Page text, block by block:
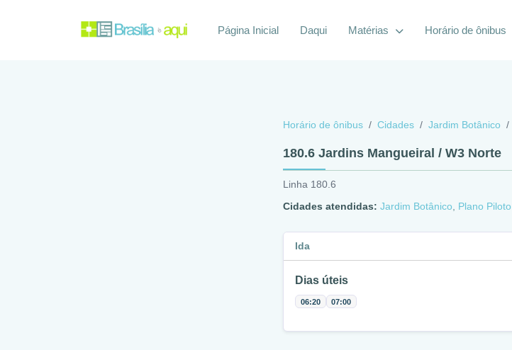
Página Inicial Daqui Matérias Horário de ônibus
Horário de ônibus Cidades Jardim Botânico
180.6 Jardins Mangueiral / W3 Norte
Linha 180.6
Cidades atendidas: Jardim Botânico Plano Piloto
Ida
Dias úteis
06:20 07:00